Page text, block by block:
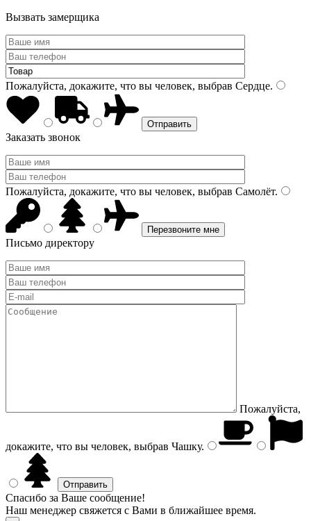
Вызвать замерщика
Пожалуйста, докажите, что вы человек, выбрав Сердце.
Заказать звонок
Пожалуйста, докажите, что вы человек, выбрав Самолёт.
Письмо директору
Пожалуйста,
докажите, что вы человек, выбрав Чашку.
Спасибо за Ваше сообщение!
Наш менеджер свяжется с Вами в ближайшее время.